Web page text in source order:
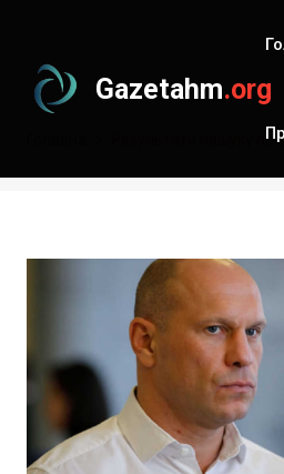
Gazetahm.org
Результати пошуку по